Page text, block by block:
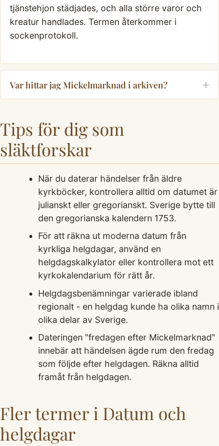
tjänstehjon städjades, och alla större varor och
kreatur handlades. Termen återkommer i
sockenprotokoll.
Var hittar jag Mickelmarknad i arkiven?
Tips för dig som
släktforskar
När du daterar händelser från äldre
kyrkböcker, kontrollera alltid om datumet är
julianskt eller gregorianskt. Sverige bytte till
den gregorianska kalendern 1753.
För att räkna ut moderna datum från
kyrkliga helgdagar, använd en
helgdagskalkylator eller kontrollera mot ett
kyrkokalendarium för rätt år.
Helgdagsbenämningar varierade ibland
regionalt - en helgdag kunde ha olika namn i
olika delar av Sverige.
Dateringen "fredagen efter Mickelmarknad"
innebär att händelsen ägde rum den fredag
som följde efter helgdagen. Räkna alltid
framåt från helgdagen.
Fler termer i Datum och
helgdagar